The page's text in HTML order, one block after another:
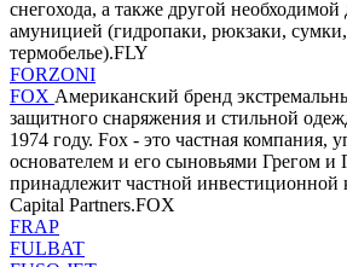
снегохода, а также другой необходимой
амуницией (гидропаки, рюкзаки,
термобелье).FLY
FORZONI
FOX Американский бренд
защитного снаряжения и стильной
1974 году. Fox - это частная компания,
основателем и его сыновьями Грегом
принадлежит частной
Capital Partners.FOX
FRAP
FULBAT